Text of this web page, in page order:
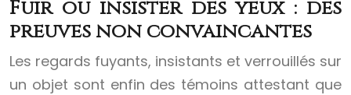
Fuir ou insister des yeux : des
preuves non convaincantes
Les regards fuyants, insistants et verrouillés sur
un objet sont enfin des témoins attestant que